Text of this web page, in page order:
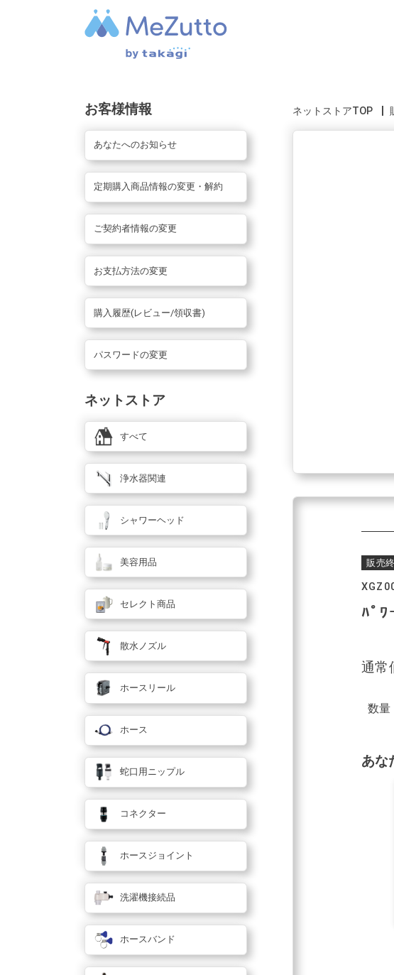
ネットストアTOP
販売
ﾊﾟﾜ
通常
数量
あな
お客様情報
あなたへのお知らせ
定期購入商品情報の変更・解約
ご契約者情報の変更
お支払方法の変更
購入履歴(レビュー/領収書)
パスワードの変更
ネットストア
すべて
浄水器関連
シャワーヘッド
美容用品
セレクト商品
散水ノズル
ホースリール
ホース
蛇口用ニップル
コネクター
ホースジョイント
洗濯機接続品
ホースバンド